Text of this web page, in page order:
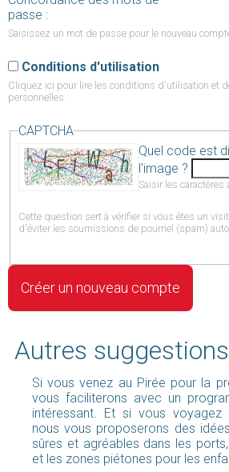
passe :
Saisissez un mot de passe pour le nouveau
Conditions d'utilisation
Cliquez ici pour lire les conditions d'utilisation et
personnelles.
CAPTCHA
Quel code est
l'image ?
Saisir les
Cette question sert à vérifier si vous êtes un
d'éviter les soumissions de pourriel (spam)
Autres
Si vous venez au Pirée pour la
vous faciliterons avec un
intéressant. Et si vous voyagez
nous vous proposerons des
sûres et agréables dans les
et les zones piétones pour les